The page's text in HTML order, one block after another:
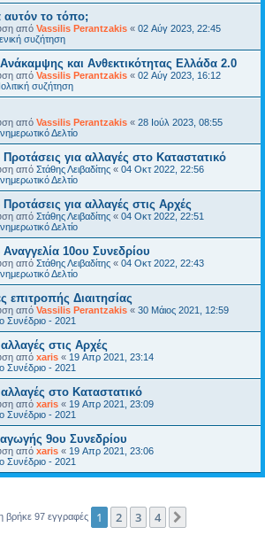
αυτόν το τόπο;
από Vassilis Perantzakis « 02 Αύγ 2023, 22:45
συζήτηση
και Ανθεκτικότητας Ελλάδα 2.0
από Vassilis Perantzakis « 02 Αύγ 2023, 16:12
συζήτηση
από Vassilis Perantzakis « 28 Ιούλ 2023, 08:55
Δελτίο
για αλλαγές στο Καταστατικό
από Στάθης Λειβαδίτης « 04 Οκτ 2022, 22:56
Δελτίο
για αλλαγές στις Αρχές
από Στάθης Λειβαδίτης « 04 Οκτ 2022, 22:51
Δελτίο
10ου Συνεδρίου
από Στάθης Λειβαδίτης « 04 Οκτ 2022, 22:43
Δελτίο
επιτροπής Διαιτησίας
από Vassilis Perantzakis « 30 Μάιος 2021, 12:59
Συνέδριο - 2021
στις Αρχές
από xaris « 19 Απρ 2021, 23:14
Συνέδριο - 2021
στο Καταστατικό
από xaris « 19 Απρ 2021, 23:09
Συνέδριο - 2021
9ου Συνεδρίου
από xaris « 19 Απρ 2021, 23:06
Συνέδριο - 2021
βρήκε 97 εγγραφές 1 2 3 4